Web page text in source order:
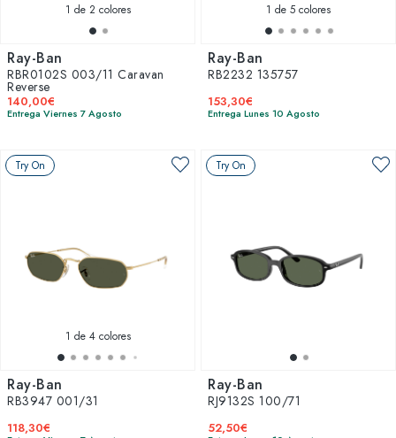
1 de 2 colores
Ray-Ban
RBR0102S 003/11 Caravan
Reverse
140,00€
Entrega Viernes 7 Agosto
1 de 5 colores
Ray-Ban
RB2232 135757
153,30€
Entrega Lunes 10 Agosto
Try On
1 de 4 colores
Ray-Ban
RB3947 001/31
118,30€
Try On
Ray-Ban
RJ9132S 100/71
52,50€